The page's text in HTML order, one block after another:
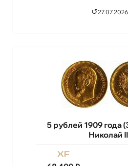
↺27.07.2026
5 рублей 1909 года
Николай
xf